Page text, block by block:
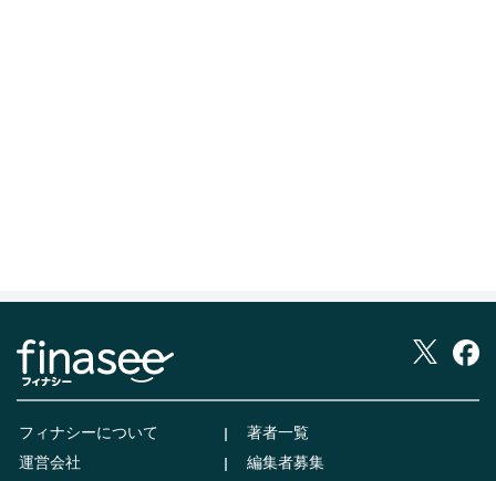
フィナシーについて
著者一覧
運営会社
編集者募集